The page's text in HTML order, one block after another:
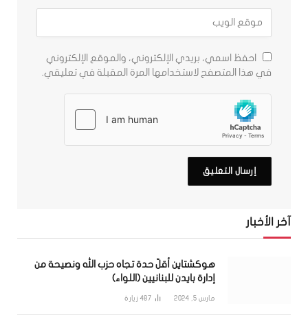
احفظ اسمي، بريدي الإلكتروني، والموقع الإلكتروني
في هذا المتصفح لاستخدامها المرة المقبلة في تعليقي.
آخر الأخبار
هوكشتاين أقلّ حدة تجاه حزب الله ونصيحة من
إدارة بايدن للبنانيين (اللواء)
مارس 5, 2024 487 زيارة